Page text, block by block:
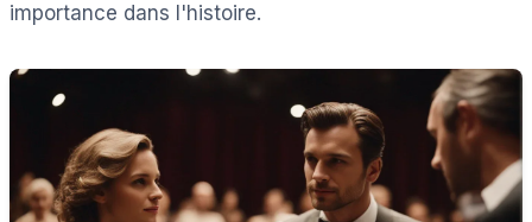
importance dans l'histoire.